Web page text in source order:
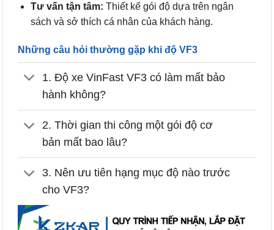
Tư vấn tận tâm: Thiết kế gói độ dựa trên ngân
sách và sở thích cá nhân của khách hàng.
Những câu hỏi thường gặp khi độ VF3
1. Độ xe VinFast VF3 có làm mất bảo
hành không?
2. Thời gian thi công một gói độ cơ
bản mất bao lâu?
3. Nên ưu tiên hạng mục độ nào trước
cho VF3?